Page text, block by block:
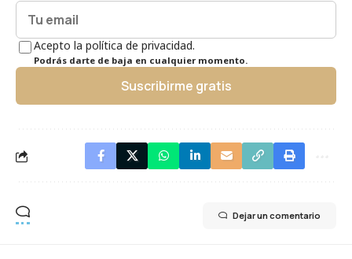
Acepto la política de privacidad.
Podrás darte de baja en cualquier momento.
Suscribirme gratis
Dejar un comentario